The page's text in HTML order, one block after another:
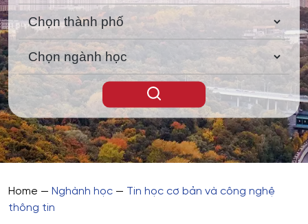
Home — Nghành học — Tin học cơ bản và công nghệ
thông tin